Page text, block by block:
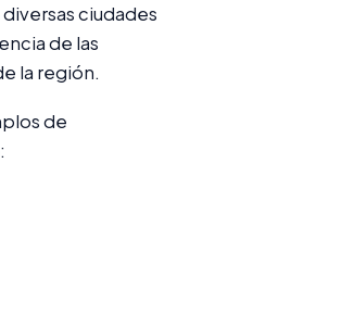
ciudades
de las
la región.
de